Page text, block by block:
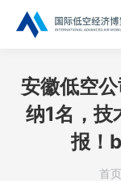
安徽低空
纳1名，技
报！
您
首页